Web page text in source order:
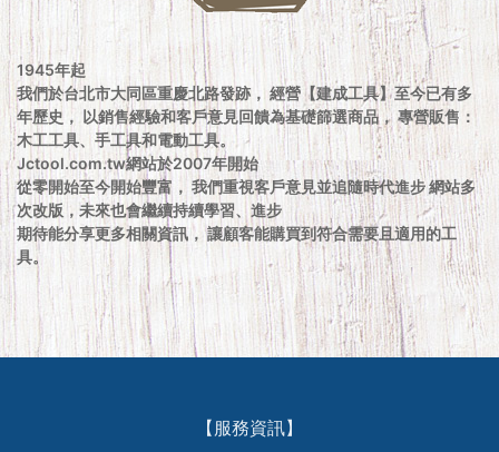
1945年起
我們於台北市大同區重慶北路發跡， 經營【建成工具】至今已有多
年歷史， 以銷售經驗和客戶意見回饋為基礎篩選商品， 專營販售：
木工工具、手工具和電動工具。
Jctool.com.tw網站於2007年開始
從零開始至今開始豐富， 我們重視客戶意見並追隨時代進步 網站多
次改版，未來也會繼續持續學習、進步
期待能分享更多相關資訊， 讓顧客能購買到符合需要且適用的工
具。
【服務資訊】